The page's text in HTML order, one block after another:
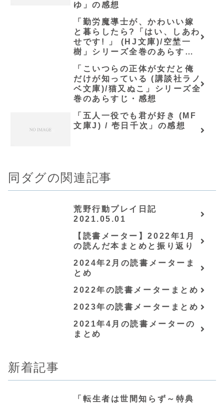
ゆ」の感想
「勤労魔導士が、かわいい嫁
と暮らしたら?「はい、しあわ
せです! 」 (HJ文庫)/空埜一
樹」シリーズ全巻のあらす
「こいつらの正体が女だと俺
だけが知っている (講談社ラノ
ベ文庫)/猫又ぬこ」シリーズ全
巻のあらすじ・感想
「五人一役でも君が好き (MF
文庫J) / 壱日千次」の感想
同ダグの関連記事
荒野行動プレイ日記
2021.05.01
【読書メーター】2022年1月
の読んだ本まとめと振り返り
2024年2月の読書メーターま
とめ
2022年の読書メーターまとめ
2023年の読書メーターまとめ
2021年4月の読書メーターの
まとめ
新着記事
「転生者は世間知らず～特典